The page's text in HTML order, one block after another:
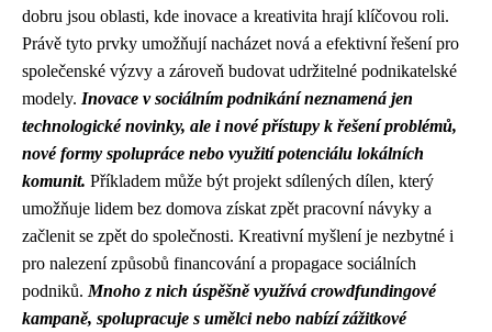
dobru jsou oblasti, kde inovace a kreativita hrají klíčovou roli.
Právě tyto prvky umožňují nacházet nová a efektivní řešení pro
společenské výzvy a zároveň budovat udržitelné podnikatelské
modely. Inovace v sociálním podnikání neznamená jen
technologické novinky, ale i nové přístupy k řešení problémů,
nové formy spolupráce nebo využití potenciálu lokálních
komunit. Příkladem může být projekt sdílených dílen, který
umožňuje lidem bez domova získat zpět pracovní návyky a
začlenit se zpět do společnosti. Kreativní myšlení je nezbytné i
pro nalezení způsobů financování a propagace sociálních
podniků. Mnoho z nich úspěšně využívá crowdfundingové
kampaně, spolupracuje s umělci nebo nabízí zážitkové